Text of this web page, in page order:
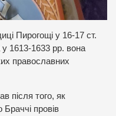
Пирогощі у 16-17 ст.
1613-1633 рр. вона
православних
після того, як
Браччі провів